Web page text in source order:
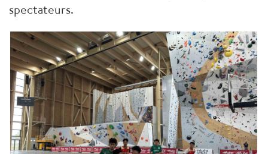
spectateurs.